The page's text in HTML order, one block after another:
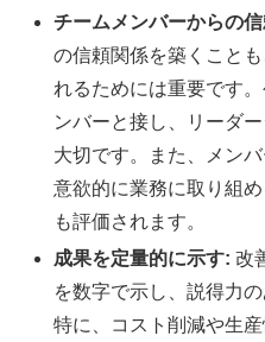
チームメンバーからの
の信頼関係を築くこと
れるためには重要です
ンバーと接し、リーダ
大切です。また、メン
意欲的に業務に取り組
も評価されます。
成果を定量的に示す: 改
を数字で示し、説得力
特に、コスト削減や生